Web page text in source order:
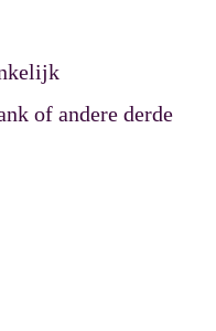
of andere derde